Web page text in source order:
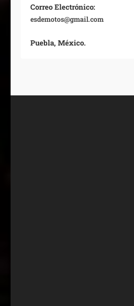
Correo Electrónico:
esdemotos@gmail.com
Puebla, México.